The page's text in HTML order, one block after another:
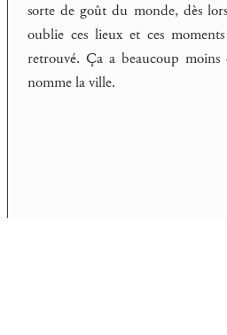
sorte de goût du monde, dès
oublie ces lieux et ces
retrouvé. Ça a beaucoup moins
nomme la ville.